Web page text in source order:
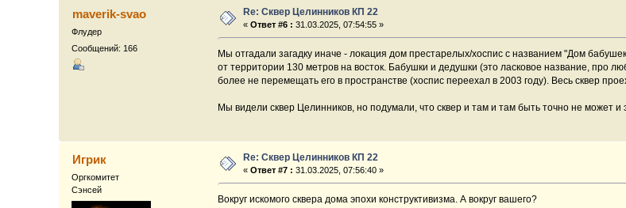
maverik-svao
Флудер
Сообщений: 166
Re: Сквер Целинников КП 22
«Ответ #6 : 31.03.2025, 07:54:55 »
Мы отгадали загадку иначе - локация дом престарелых/хоспис с названием "Дом
от территории 130 метров на восток. Бабушки и дедушки (это ласковое название, про
более не перемещать его в пространстве (хоспис переехал в 2003 году). Весь сквер
Мы видели сквер Целинников, но подумали, что сквер и там и там быть точно не может и
Игрик
Оргкомитет
Сэнсей
Re: Сквер Целинников КП 22
«Ответ #7 : 31.03.2025, 07:56:40 »
Вокруг искомого сквера дома эпохи конструктивизма. А вокруг вашего?